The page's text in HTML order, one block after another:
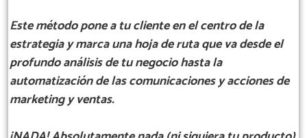
Este método pone a tu cliente en el centro de la
estrategia y marca una hoja de ruta que va desde el
profundo análisis de tu negocio hasta la
automatización de las comunicaciones y acciones de
marketing y ventas.